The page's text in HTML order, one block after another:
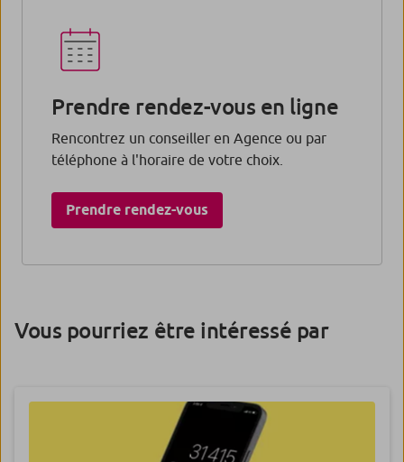
Prendre rendez-vous en ligne
Rencontrez un conseiller en Agence ou par
téléphone à l'horaire de votre choix.
Prendre rendez-vous​
Vous pourriez être intéressé par